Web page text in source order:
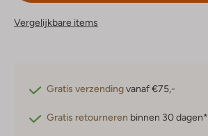
Vergelijkbare items
Gratis verzendingvanaf €75,-
Gratis retourneren binnen 30 dagen*